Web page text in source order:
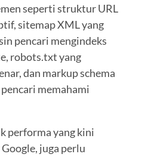
seperti struktur URL
sitemap XML yang
pencari mengindeks
robots.txt yang
dan markup schema
memahami
performa yang kini
juga perlu